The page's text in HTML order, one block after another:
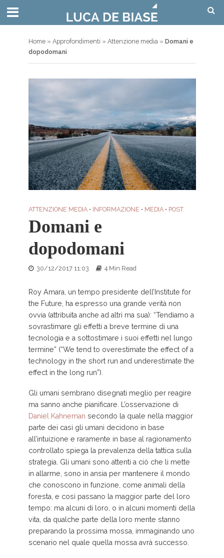
Home» Approfondimenti » Attenzione media» Domani e
dopodomani
ATTENZIONE MEDIA • INFORMAZIONE • MEDIA • POST
Domani e
dopodomani
30/12/2017 11:03 4 Min Read
Roy Amara, un tempo presidente dell’Institute for
the Future, ha espresso una grande verità non
ovvia (attribuita anche ad altri ma sua): “Tendiamo a
sovrastimare gli effetti a breve termine di una
tecnologia e a sottostimare i suoi effetti nel lungo
termine” (“We tend to overestimate the effect of a
technology in the short run and underestimate the
effect in the long run”).
Gli umani sembrano disegnati meglio per reagire
ma sanno anche pianificare. L’osservazione di
Daniel Kahneman secondo la quale nella maggior
parte dei casi gli umani decidono in base
all’intuizione e raramente in base al ragionamento
controllato spiega la prevalenza della tattica sulla
strategia. Gli umani sono attenti a ciò che li mette
in allarme, sono in ansia per mantenere il mondo
che conoscono in funzione, come animali della
foresta, e così passano la maggior parte del loro
tempo: ma alcuni di loro, o in alcuni momenti della
vita, da qualche parte della loro mente stanno
preparando la prossima mossa, immaginando uno
scenario nel quale quella mossa avrà successo.